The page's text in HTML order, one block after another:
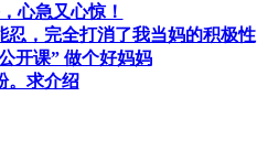
心急又心惊！
忍，完全打消了我当妈的积极性
开课” 做个好妈妈
。求介绍